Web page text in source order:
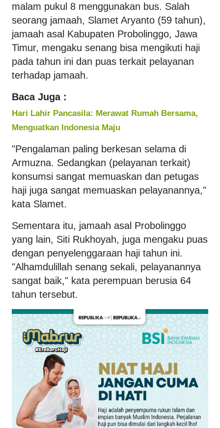
malam pukul 8 menggunakan bus. Salah
seorang jamaah, Slamet Aryanto (59 tahun),
jamaah asal Kabupaten Probolinggo, Jawa
Timur, mengaku senang bisa mengikuti haji
pada tahun ini dan puas terkait pelayanan
terhadap jamaah.
Baca Juga :
Hari Lahir Pancasila: Merawat Rumah Bersama,
Menguatkan Indonesia Maju
"Pengalaman paling berkesan selama di
Armuzna. Sedangkan (pelayanan terkait)
konsumsi sangat memuaskan dan petugas
haji juga sangat memuaskan pelayanannya,"
kata Slamet.
Sementara itu, jamaah asal Probolinggo
yang lain, Siti Rukhoyah, juga mengaku puas
dengan penyelenggaraan haji tahun ini.
"Alhamdulillah senang sekali, pelayanannya
sangat baik," kata perempuan berusia 64
tahun tersebut.